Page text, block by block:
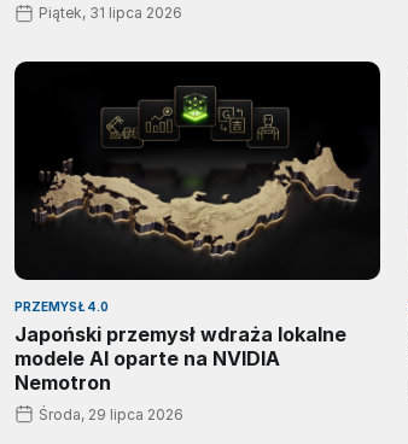
Piątek, 31 lipca 2026
PRZEMYSŁ 4.0
Japoński przemysł wdraża lokalne
modele AI oparte na NVIDIA
Nemotron
Środa, 29 lipca 2026